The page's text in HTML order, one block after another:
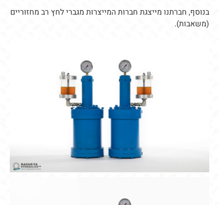
בנוסף, חברתנו מייצגת חברות המייצרות מגברי לחץ רב מחזוריים
(משאבות).